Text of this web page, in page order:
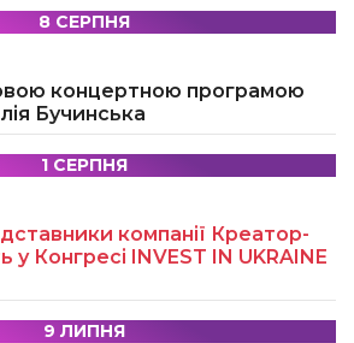
8 СЕРПНЯ
концертною програмою
Бучинська
1 СЕРПНЯ
компанії Креатор-
у Конгресі INVEST IN UKRAINE
9 ЛИПНЯ